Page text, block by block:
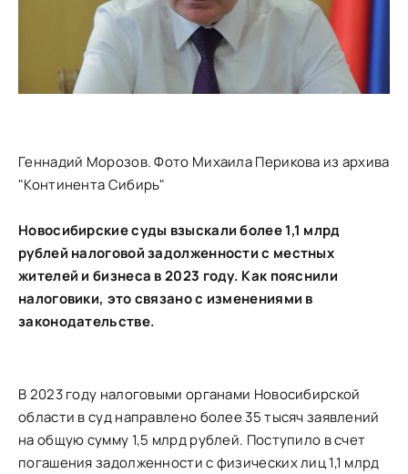
Геннадий Морозов. Фото Михаила Перикова из архива
"Континента Сибирь"
Новосибирские суды взыскали более 1,1 млрд
рублей налоговой задолженности с местных
жителей и бизнеса в 2023 году. Как пояснили
налоговики, это связано с изменениями в
законодательстве.
В 2023 году налоговыми органами Новосибирской
области в суд направлено более 35 тысяч заявлений
на общую сумму 1,5 млрд рублей. Поступило в счет
погашения задолженности с физических лиц 1,1 млрд